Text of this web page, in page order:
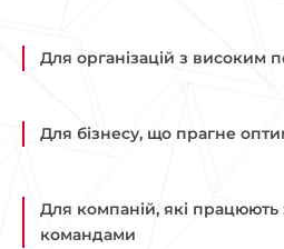
Для організацій з високим
Для бізнесу, що прагне
Для компаній, які працюють
командами